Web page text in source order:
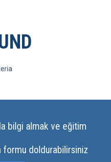
bilgi almak ve eğitim
formu doldurabilirsiniz